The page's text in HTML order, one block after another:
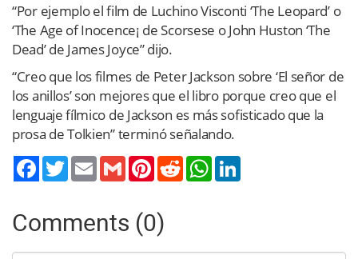
“Por ejemplo el film de Luchino Visconti ‘The Leopard’ o
‘The Age of Inocence¡ de Scorsese o John Huston ‘The
Dead’ de James Joyce” dijo.
“Creo que los filmes de Peter Jackson sobre ‘El señor de
los anillos’ son mejores que el libro porque creo que el
lenguaje fílmico de Jackson es más sofisticado que la
prosa de Tolkien” terminó señalando.
TwitterEmail Gmail PinterestReddit WhatsApp
Comments (0)